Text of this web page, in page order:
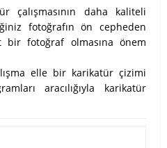
çalışmasının daha kaliteli
fotoğrafın ön cepheden
bir fotoğraf olmasına önem
elle bir karikatür çizimi
aracılığıyla karikatür